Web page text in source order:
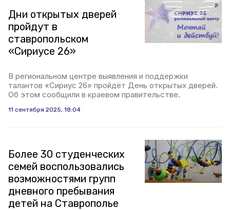
Дни открытых дверей
пройдут в
ставропольском
«Сириусе 26»
В региональном центре выявления и поддержки
талантов «Сириус 26» пройдёт День открытых дверей.
Об этом сообщили в краевом правительстве.
11 сентября 2025, 18:04
Более 30 студенческих
семей воспользовались
возможностями групп
дневного пребывания
детей на Ставрополье